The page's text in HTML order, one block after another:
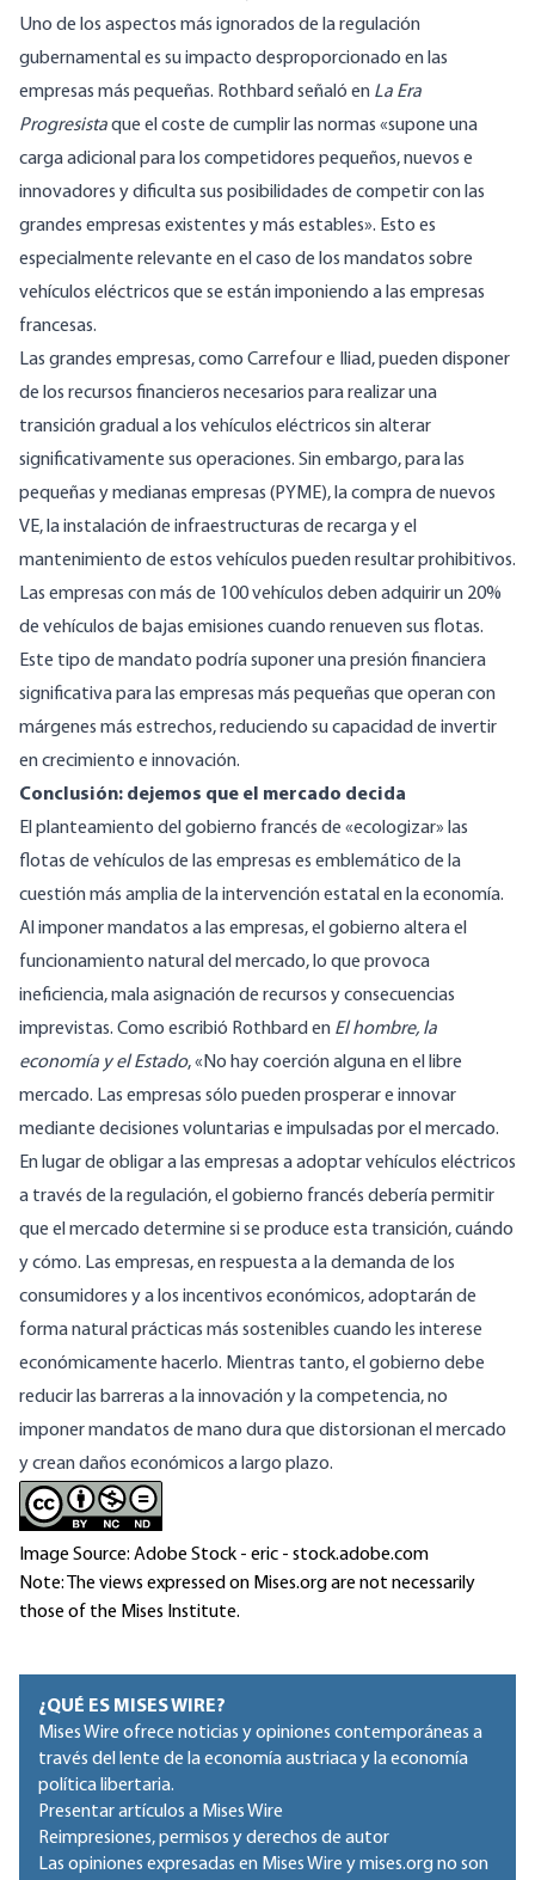
Uno de los aspectos más ignorados de la regulación
gubernamental es su impacto desproporcionado en las
empresas más pequeñas. Rothbard señaló en La Era
Progresistaque el coste de cumplir las normas «supone una
carga adicional para los competidores pequeños, nuevos e
innovadores y dificulta sus posibilidades de competir con las
grandes empresas existentes y más estables». Esto es
especialmente relevante en el caso de los mandatos sobre
vehículos eléctricos que se están imponiendo a las empresas
francesas.
Las grandes empresas, como Carrefour e Iliad, pueden disponer
de los recursos financieros necesarios para realizar una
transición gradual a los vehículos eléctricos sin alterar
significativamente sus operaciones. Sin embargo, para las
pequeñas y medianas empresas (PYME), la compra de nuevos
VE, la instalación de infraestructuras de recarga y el
mantenimiento de estos vehículos pueden resultar prohibitivos.
Las empresas con más de 100 vehículos deben adquirir un 20%
de vehículos de bajas emisiones cuando renueven sus flotas.
Este tipo de mandato podría suponer una presión financiera
significativa para las empresas más pequeñas que operan con
márgenes más estrechos, reduciendo su capacidad de invertir
en crecimiento e innovación.
Conclusión: dejemos que el mercado decida
El planteamiento del gobierno francés de «ecologizar» las
flotas de vehículos de las empresas es emblemático de la
cuestión más amplia de la intervención estatal en la economía.
Al imponer mandatos a las empresas, el gobierno altera el
funcionamiento natural del mercado, lo que provoca
ineficiencia, mala asignación de recursos y consecuencias
imprevistas. Como escribió Rothbard en El hombre, la
economía y el Estado, «No hay coerción alguna en el libre
mercado. Las empresas sólo pueden prosperar e innovar
mediante decisiones voluntarias e impulsadas por el mercado.
En lugar de obligar a las empresas a adoptar vehículos eléctricos
a través de la regulación, el gobierno francés debería permitir
que el mercado determine si se produce esta transición, cuándo
y cómo. Las empresas, en respuesta a la demanda de los
consumidores y a los incentivos económicos, adoptarán de
forma natural prácticas más sostenibles cuando les interese
económicamente hacerlo. Mientras tanto, el gobierno debe
reducir las barreras a la innovación y la competencia, no
imponer mandatos de mano dura que distorsionan el mercado
y crean daños económicos a largo plazo.
Image Source: Adobe Stock - eric - stock.adobe.com
Note: The views expressed on Mises.org are not necessarily
those of the Mises Institute.
¿QUÉ ES MISES WIRE?
Mises Wire ofrece noticias y opiniones contemporáneas a
través del lente de la economía austriaca y la economía
política libertaria.
Presentar artículos a Mises Wire
Reimpresiones, permisos y derechos de autor
Las opiniones expresadas en Mises Wire y mises.org no son